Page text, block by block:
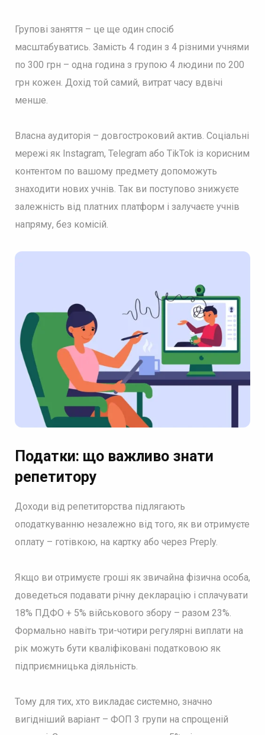
Групові заняття – це ще один спосіб
масштабуватись. Замість 4 годин з 4 різними учнями
по 300 грн – одна година з групою 4 людини по 200
грн кожен. Дохід той самий, витрат часу вдвічі
менше.
Власна аудиторія – довгостроковий актив. Соціальні
мережі як Instagram, Telegram або TikTok із корисним
контентом по вашому предмету допоможуть
знаходити нових учнів. Так ви поступово знижуєте
залежність від платних платформ і залучаєте учнів
напряму, без комісій.
Податки: що важливо знати
репетитору
Доходи від репетиторства підлягають
оподаткуванню незалежно від того, як ви отримуєте
оплату – готівкою, на картку або через Preply.
Якщо ви отримуєте гроші як звичайна фізична особа,
доведеться подавати річну декларацію і сплачувати
18% ПДФО + 5% військового збору – разом 23%.
Формально навіть три-чотири регулярні виплати на
рік можуть бути кваліфіковані податковою як
підприємницька діяльність.
Тому для тих, хто викладає системно, значно
вигідніший варіант – ФОП 3 групи на спрощеній